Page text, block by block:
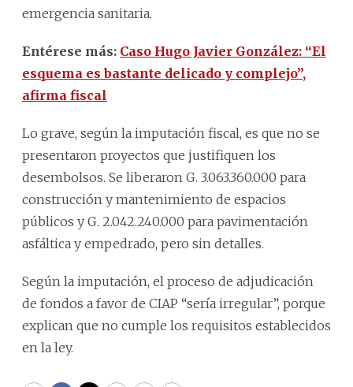
emergencia sanitaria.
Entérese más: Caso Hugo Javier González: “El
esquema es bastante delicado y complejo”,
afirma fiscal
Lo grave, según la imputación fiscal, es que no se
presentaron proyectos que justifiquen los
desembolsos. Se liberaron G. 3.063.360.000 para
construcción y mantenimiento de espacios
públicos y G. 2.042.240.000 para pavimentación
asfáltica y empedrado, pero sin detalles.
Según la imputación, el proceso de adjudicación
de fondos a favor de CIAP “sería irregular”, porque
explican que no cumple los requisitos establecidos
en la ley.